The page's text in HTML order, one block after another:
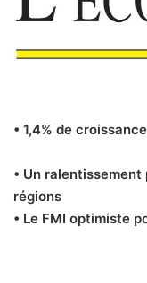
• 1,4% de
• Un
régions
• Le FMI optimiste